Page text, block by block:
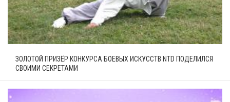
ЗОЛОТОЙ ПРИЗЁР КОНКУРСА БОЕВЫХ ИСКУССТВ NTD ПОДЕЛИЛСЯ
СВОИМИ СЕКРЕТАМИ